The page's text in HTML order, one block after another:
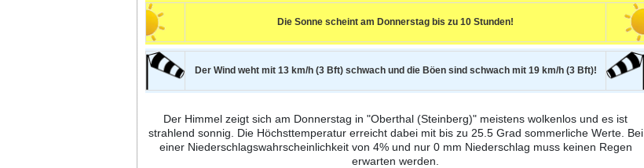
Die Sonne scheint am Donnerstag bis zu 10 Stunden!
Der Wind weht mit 13 km/h (3 Bft) schwach und die Böen sind schwach mit 19 km/h (3 Bft)!
Der Himmel zeigt sich am Donnerstag in "Oberthal (Steinberg)" meistens wolkenlos und es ist
strahlend sonnig. Die Höchsttemperatur erreicht dabei mit bis zu 25.5 Grad sommerliche Werte. Bei
einer Niederschlagswahrscheinlichkeit von 4% und nur 0 mm Niederschlag muss keinen Regen
erwarten werden.